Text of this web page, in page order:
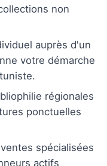
non
auprès d'un
votre démarche
régionales
ponctuelles
spécialisées
actifs